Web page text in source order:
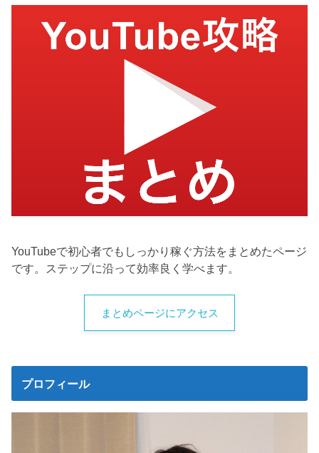
YouTubeで初心者でもしっかり稼ぐ方法をまとめたページ
です。ステップに沿って効率良く学べます。
まとめページにアクセス
プロフィール